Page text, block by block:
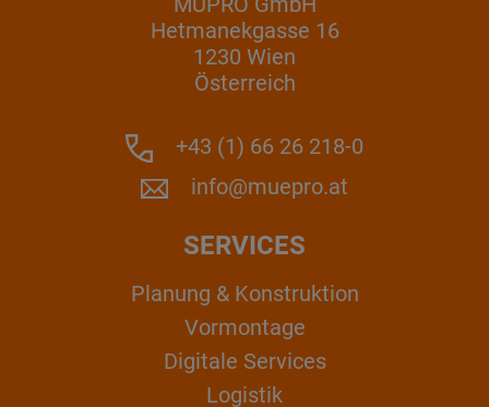
Hetmanekgasse 16
1230 Wien
Österreich
+43 (1) 66 26 218-0
info@muepro.at
SERVICES
Planung & Konstruktion
Vormontage
Digitale Services
Logistik